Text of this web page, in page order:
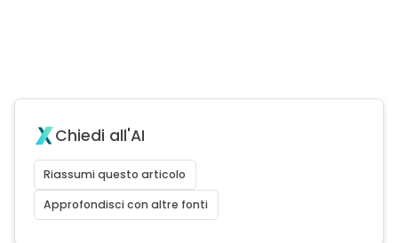
Chiedi all'AI
Riassumi questo articolo
Approfondisci con altre fonti